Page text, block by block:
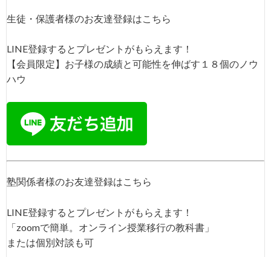
生徒・保護者様のお友達登録はこちら
LINE登録するとプレゼントがもらえます！
【会員限定】お子様の成績と可能性を伸ばす１８個のノウ
ハウ
塾関係者様のお友達登録はこちら
LINE登録するとプレゼントがもらえます！
「zoomで簡単。オンライン授業移行の教科書」
または個別対談も可